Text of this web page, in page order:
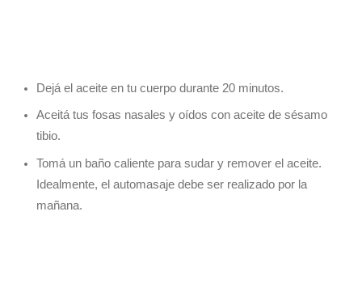
Dejá el aceite en tu cuerpo durante 20 minutos.
Aceitá tus fosas nasales y oídos con aceite de sésamo
tibio.
Tomá un baño caliente para sudar y remover el aceite.
Idealmente, el automasaje debe ser realizado por la
mañana.